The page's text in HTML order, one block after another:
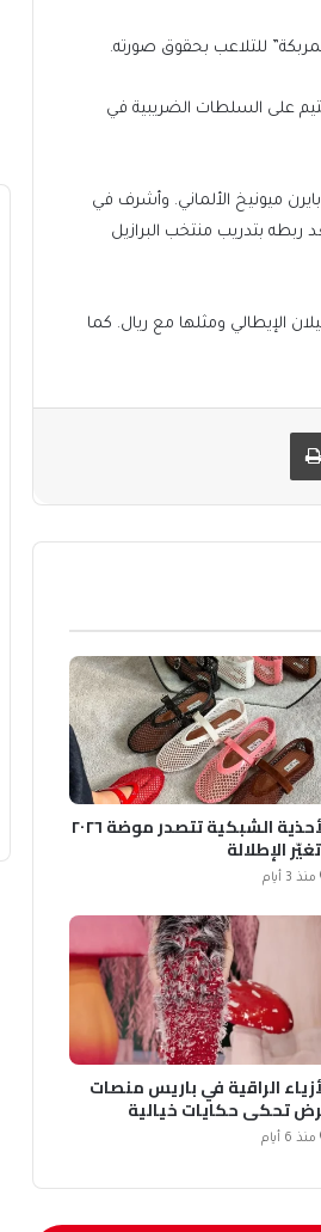
للتلاعب بحقوق صورته.
على السلطات الضريبية في
وكان قد غادر في مايو/أيار 2015 للإشراف على بايرن ميونيخ الألماني. وأشرف في
نابولي الإيطالي وإيفرتون الانجليزي قبل العودة إلى “الملكي” عام 2021. بعد ربطه بتدريب منتخب البرازيل
لقب دوري أبطال أوروبا 4 مرات، اثنتان مع ميلان الإيطالي ومثلها مع ريال. كما
طباعة
الأحذية الشبكية تتصدر موضة ٢٠٢٦
الإطلالة
منذ 3 أيام
الراقية في باريس منصات
تحكي حكايات خيالية
منذ 6 أيام